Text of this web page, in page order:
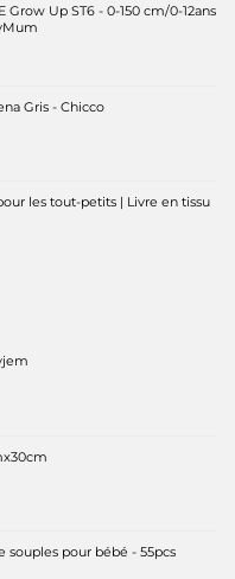
Up ST6 - 0-150 cm/0-12ans
Gris - Chicco
les tout-petits | Livre en tissu
pour bébé - 55pcs